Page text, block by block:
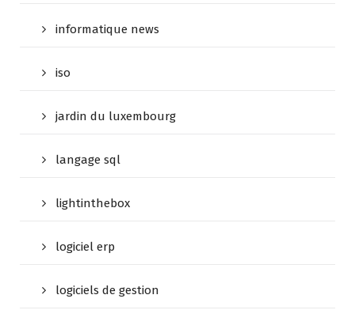
informatique news
iso
jardin du luxembourg
langage sql
lightinthebox
logiciel erp
logiciels de gestion